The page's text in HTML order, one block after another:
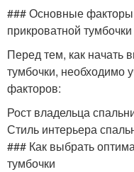
### Основные
прикроватной тумбочки
Перед тем, как начать
тумбочки, необходимо
факторов:
Рост владельца
Стиль интерьера
### Как выбрать
тумбочки